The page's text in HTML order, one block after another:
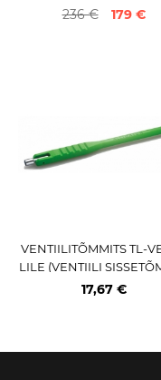
LLILE)
236 € 179 €
VENTIILITÕMMITS TL-
LILE (VENTIILI
A) PLASTIK17,67 €